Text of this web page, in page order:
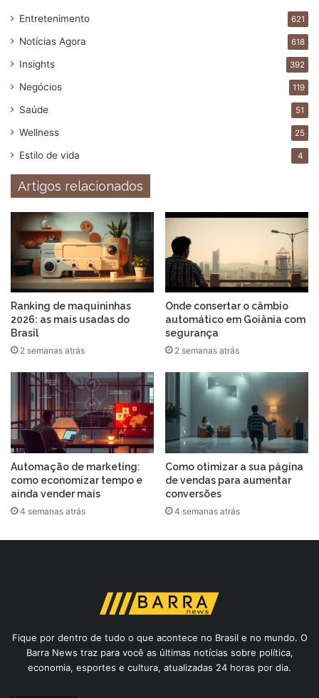
Entretenimento 621
Notícias Agora 618
Insights 392
Negócios 119
Saúde 51
Wellness 25
Estilo de vida 4
Artigos relacionados
Ranking de maquininhas
2026: as mais usadas do
Brasil
2 semanas atrás
Onde consertar o câmbio
automático em Goiânia com
segurança
2 semanas atrás
Automação de marketing:
como economizar tempo e
ainda vender mais
4 semanas atrás
Como otimizar a sua página
de vendas para aumentar
conversões
4 semanas atrás
Fique por dentro de tudo o que acontece no Brasil e no mundo. O
Barra News traz para você as últimas notícias sobre política,
economia, esportes e cultura, atualizadas 24 horas por dia.